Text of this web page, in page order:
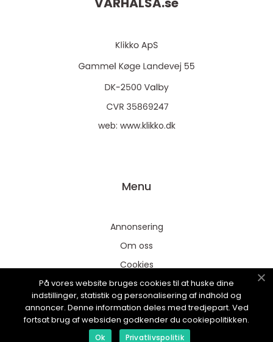
web: www.klikko.dk
Menu
Annonsering
Om oss
Cookies
Kontakta oss
Sitemap
På vores website bruges cookies til at huske dine
indstillinger, statistik og personalisering af indhold og
annoncer. Denne information deles med tredjepart. Ved
fortsat brug af websiden godkender du cookiepolitikken.
Ok Privatlivspolitik